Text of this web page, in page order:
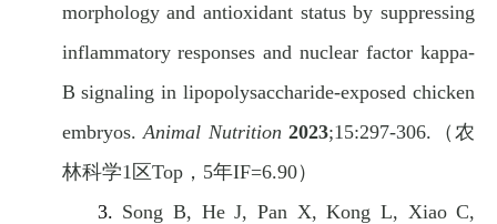
morphology and antioxidant status by suppressing
inflammatory responses and nuclear factor kappa-
B signaling in lipopolysaccharide-exposed chicken
embryos.Animal Nutrition 2023;15:297-306. （农
林科学1 区Top， 5年IF=6.90）
3. Song B, He J, Pan X, Kong L, Xiao C,